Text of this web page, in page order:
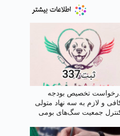
تخصیص بودجه
و لازم به سه نهاد متولی
جمعیت سگ‌های بومی
جامعه